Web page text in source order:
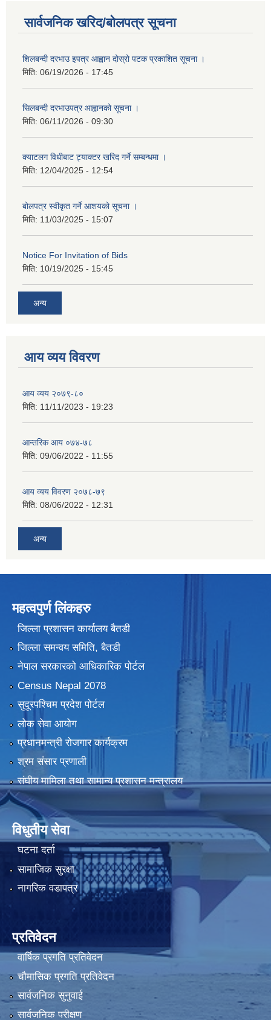
सार्वजनिक खरिद/बोलपत्र सूचना
शिलबन्दी दरभाउ इपत्र आह्वान दोस्रो पटक प्रकाशित सूचना ।
मिति: 06/19/2026 - 17:45
सिलबन्दी दरभाउपत्र आह्वानको सूचना ।
मिति: 06/11/2026 - 09:30
क्याटलग विधीबाट ट्याक्टर खरिद गर्ने सम्बन्धमा ।
मिति: 12/04/2025 - 12:54
बोलपत्र स्वीकृत गर्ने आशयको सूचना ।
मिति: 11/03/2025 - 15:07
Notice For Invitation of Bids
मिति: 10/19/2025 - 15:45
अन्य
आय व्यय विवरण
आय व्यय २०७९-८०
मिति: 11/11/2023 - 19:23
आन्तरिक आय ०७४-७८
मिति: 09/06/2022 - 11:55
आय व्यय विवरण २०७८-७९
मिति: 08/06/2022 - 12:31
अन्य
महत्वपुर्ण लिंकहरु
जिल्ला प्रशासन कार्यालय बैतडी
जिल्ला समन्वय समिति, बैतडी
नेपाल सरकारको आधिकारिक पोर्टल
Census Nepal 2078
सुदूरपश्चिम प्रदेश पोर्टल
लोक सेवा आयोग
प्रधानमन्त्री रोजगार कार्यक्रम
श्रम संसार प्रणाली
संघीय मामिला तथा सामान्य प्रशासन मन्त्रालय
विधुतीय सेवा
घटना दर्ता
सामाजिक सुरक्षा
नागरिक वडापत्र
प्रतिवेदन
वार्षिक प्रगति प्रतिवेदन
चौमासिक प्रगति प्रतिवेदन
सार्वजनिक सुनुवाई
सार्वजनिक परीक्षण